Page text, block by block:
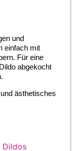
und
einfach mit
Für eine
abgekocht
ästhetisches
Dildos